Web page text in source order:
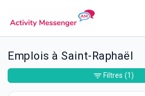
Emplois à Saint-Raphaël
Filtres (1)